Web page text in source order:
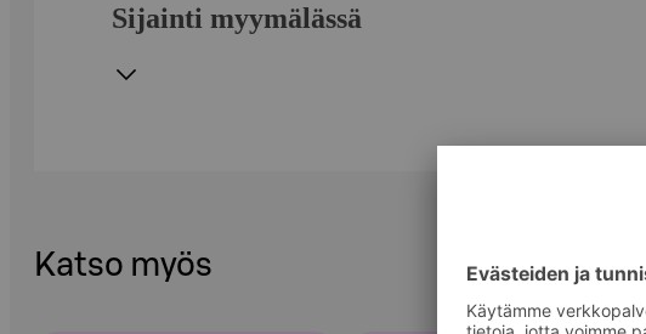
Sijainti myymälässä
Katso myös